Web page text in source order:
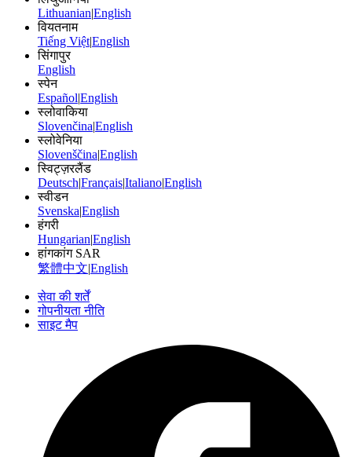
Lithuanian|English
वियतनाम
Tiếng Việt|English
सिंगापुर
English
स्पेन
Español|English
स्लोवाकिया
Slovenčina|English
स्लोवेनिया
Slovenščina|English
स्विट्ज़रलैंड
Deutsch|Français|Italiano|English
स्वीडन
Svenska|English
हंगरी
Hungarian|English
हांगकांग SAR
繁體中文|English
सेवा की शर्तें
गोपनीयता नीति
साइट मैप